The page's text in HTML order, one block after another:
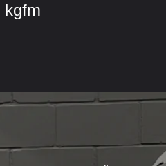
kgfm